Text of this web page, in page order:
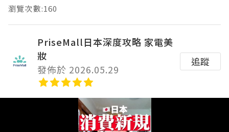
瀏覽次數:160
PriseMall日本深度攻略 家電美
妝
發佈於 2026.05.29
追蹤